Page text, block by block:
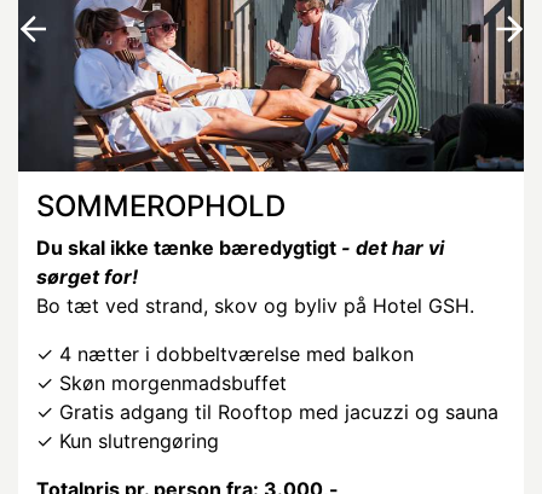
SOMMEROPHOLD
Du skal ikke tænke bæredygtigt - det har vi
sørget for!
Bo tæt ved strand, skov og byliv på Hotel GSH.
✓ 4 nætter i dobbeltværelse med balkon
✓ Skøn morgenmadsbuffet
✓ Gratis adgang til Rooftop med jacuzzi og sauna
✓ Kun slutrengøring
Totalpris pr. person fra: 3.000,-